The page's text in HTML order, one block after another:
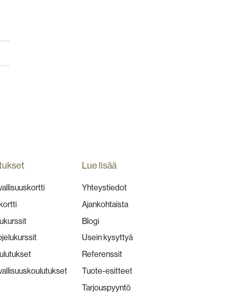
Lue lisää
Yhteystiedot
Ajankohtaista
Blogi
Usein kysyttyä
Referenssit
Tuote-esitteet
Tarjouspyyntö